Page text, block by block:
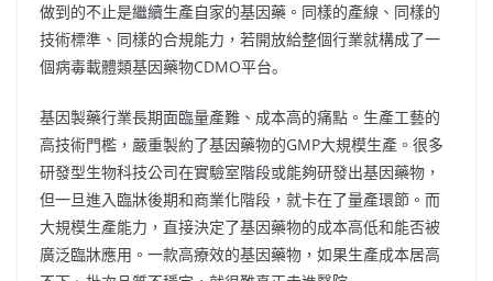
做到的不止是繼續生產自家的基因藥。同樣的產線、同樣的
技術標準、同樣的合規能力，若開放給整個行業就構成了一
個病毒載體類基因藥物CDMO平台｡
基因製藥行業長期面臨量產難、成本高的痛點。生產工藝的
高技術門檻，嚴重製約了基因藥物的GMP大規模生產。很多
研發型生物科技公司在實驗室階段或能夠研發出基因藥物，
但一旦進入臨牀後期和商業化階段，就卡在了量產環節。而
大規模生產能力，直接決定了基因藥物的成本高低和能否被
廣泛臨牀應用。一款高療效的基因藥物，如果生產成本居高